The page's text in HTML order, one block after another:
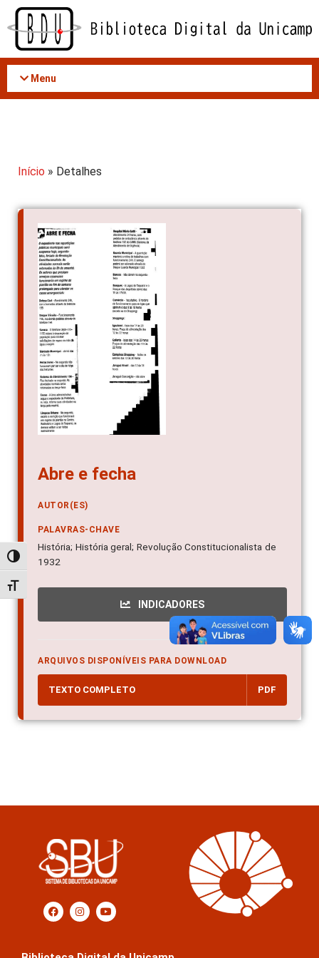
Acessar
conteúdo
Alternar alto contraste
Alternar tamanho da fonte
Menu
Início » Detalhes
Abre e fecha
AUTOR(ES)
PALAVRAS-CHAVE
História; História geral; Revolução Constitucionalista de
1932
INDICADORES
ARQUIVOS DISPONÍVEIS PARA DOWNLOAD
TEXTO COMPLETO PDF